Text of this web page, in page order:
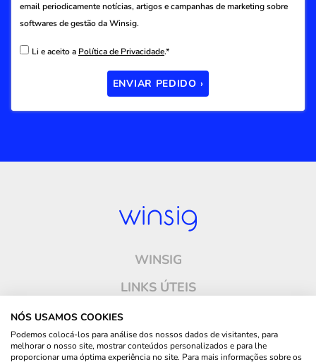
email periodicamente notícias, artigos e campanhas de marketing sobre
softwares de gestão da Winsig.
Li e aceito a Política de Privacidade.*
ENVIAR PEDIDO ›
WINSIG
LINKS ÚTEIS
ONDE ESTAMOS
CONTACTOS
NÓS USAMOS COOKIES
Podemos colocá-los para análise dos nossos dados de visitantes, para
melhorar o nosso site, mostrar conteúdos personalizados e para lhe
proporcionar uma óptima experiência no site. Para mais informações sobre os